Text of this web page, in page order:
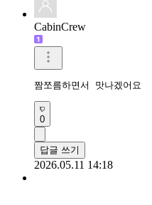
CabinCrew
짬쪼름하면서 맛나겠어요
0
답글 쓰기
2026.05.11 14:18